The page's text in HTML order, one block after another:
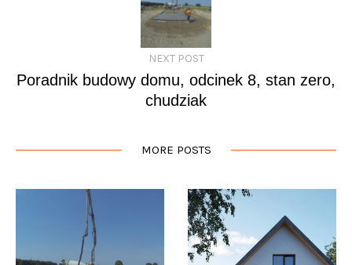
NEXT POST
Poradnik budowy domu, odcinek 8, stan zero,
chudziak
MORE POSTS